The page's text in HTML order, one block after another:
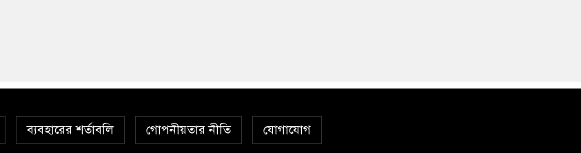
ব্যবহারের শর্তাবলি গোপনীয়তার নীতি যোগাযোগ